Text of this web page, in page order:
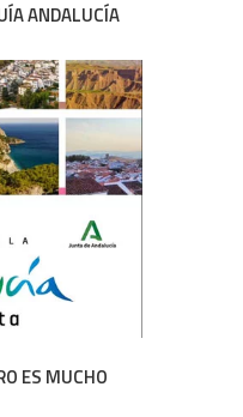
ANDALUCÍA
ES MUCHO